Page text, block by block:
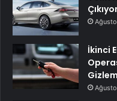
İkinci